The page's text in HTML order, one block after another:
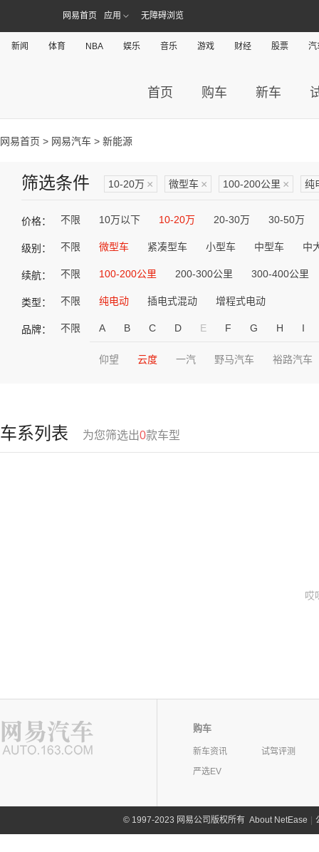
网易首页 应用 无障碍浏览
新闻 体育 NBA 娱乐 音乐 游戏 财经 股票 汽
首页 购车 新车
网易首页 > 网易汽车 > 新能源
筛选条件 10-20万 × 微型车 × 100-200公里 × 纯
价格： 不限 10万以下 10-20万 20-30万 30-50万
级别： 不限 微型车 紧凑型车 小型车 中型车 中
续航： 不限 100-200公里 200-300公里 300-400公里
类型： 不限 纯电动 插电式混动 增程式电动
品牌： 不限 A B C D E F G H I
仰望 云度 一汽 野马汽车 裕路汽车
车系列表 为您筛选出0款车型
哎
购车
新车资讯
试驾评测
严选EV
©1997-2023 网易公司版权所有 About NetEase